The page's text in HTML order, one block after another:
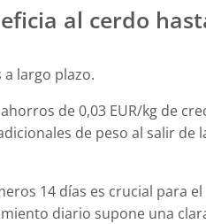
al cerdo
largo plazo.
de 0,03 EUR/kg de
de peso al salir de
14 días es crucial para
diario supone una